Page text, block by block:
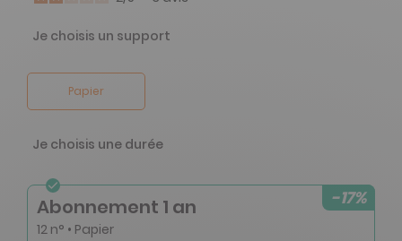
Je choisis un support
Papier
Je choisis une durée
-17%
Abonnement 1 an
12 n° • Papier